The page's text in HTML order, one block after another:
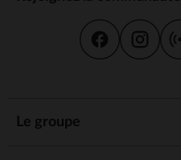
Le groupe